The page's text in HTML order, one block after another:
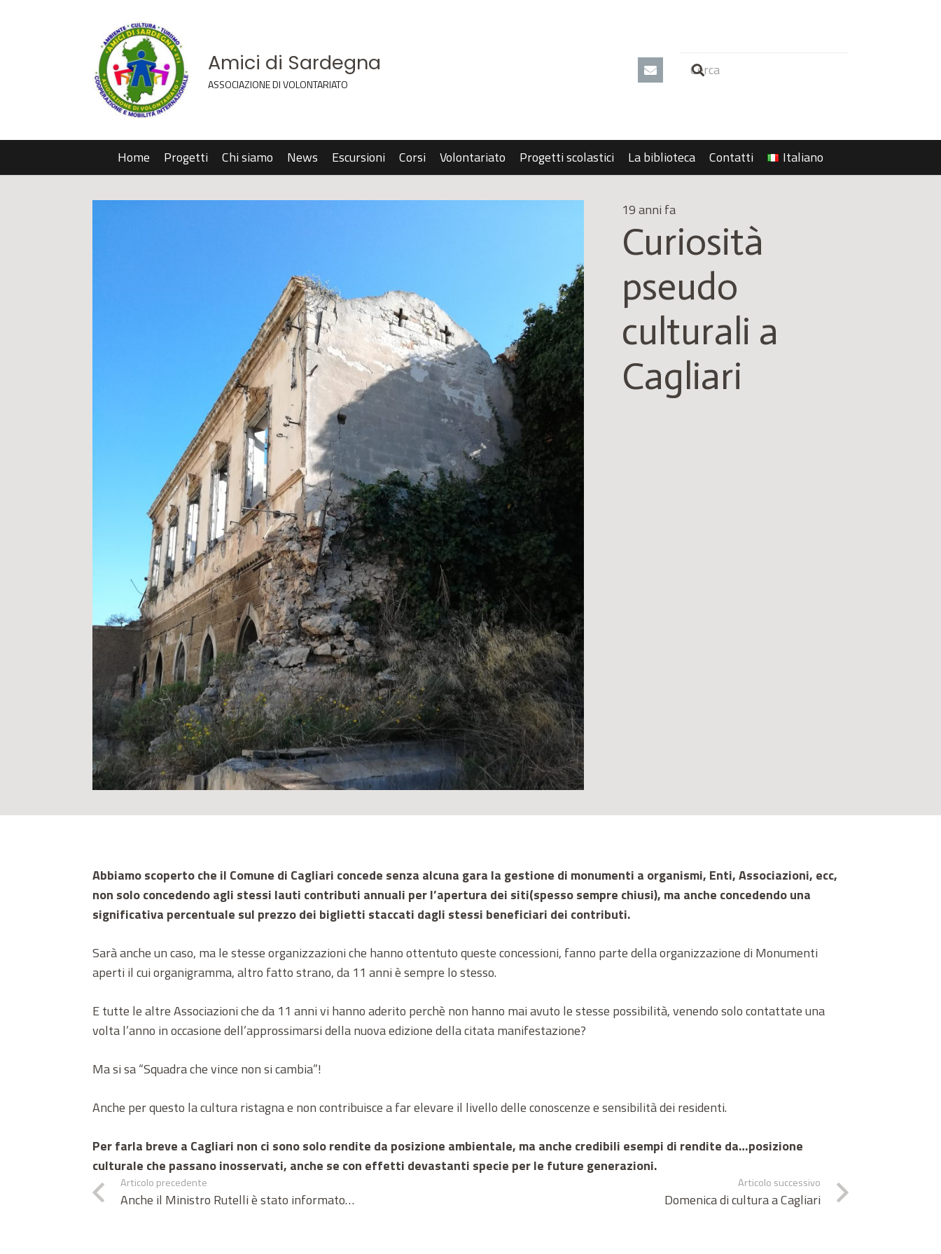
Amici di Sardegna
ASSOCIAZIONE DI VOLONTARIATO
Home Progetti Chi siamo News Escursioni Corsi Volontariato Progetti scolastici La biblioteca Contatti Italiano
19 anni fa
Curiosità
pseudo
culturali a
Cagliari
Abbiamo scoperto che il Comune di Cagliari concede senza alcuna gara la gestione di monumenti a organismi, Enti, Associazioni, ecc,
non solo concedendo agli stessi lauti contributi annuali per l’apertura dei siti(spesso sempre chiusi), ma anche concedendo una
significativa percentuale sul prezzo dei biglietti staccati dagli stessi beneficiari dei contributi.
Sarà anche un caso, ma le stesse organizzazioni che hanno ottentuto queste concessioni, fanno parte della organizzazione di Monumenti
aperti il cui organigramma, altro fatto strano, da 11 anni è sempre lo stesso.
E tutte le altre Associazioni che da 11 anni vi hanno aderito perchè non hanno mai avuto le stesse possibilità, venendo solo contattate una
volta l’anno in occasione dell’approssimarsi della nuova edizione della citata manifestazione?
Ma si sa “Squadra che vince non si cambia”!
Anche per questo la cultura ristagna e non contribuisce a far elevare il livello delle conoscenze e sensibilità dei residenti.
Per farla breve a Cagliari non ci sono solo rendite da posizione ambientale, ma anche credibili esempi di rendite da…posizione
culturale che passano inosservati, anche se con effetti devastanti specie per le future generazioni.
Articolo precedente
Anche il Ministro Rutelli è stato informato…
Articolo successivo
Domenica di cultura a Cagliari